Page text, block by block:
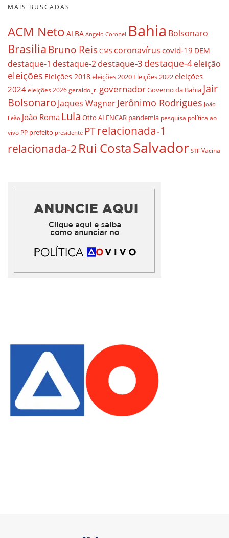
MAIS BUSCADAS
ACM Neto ALBA Angelo Coronel Bahia Bolsonaro
BrasiliaBruno ReisCMS coronavírus covid-19 DEM
destaque-1 destaque-2destaque-3 destaque-4eleição
eleições Eleições 2018eleições 2020 Eleições 2022eleições
2024 eleições 2026 geraldo jr. governadorGoverno da Bahia Jair
Bolsonaro Jaques WagnerJerônimo Rodrigues João
Leão João Roma Lula Otto ALENCAR pandemia pesquisa política ao
vivo PP prefeito presidente PTrelacionada-1
relacionada-2 Rui CostaSalvador STF Vacina